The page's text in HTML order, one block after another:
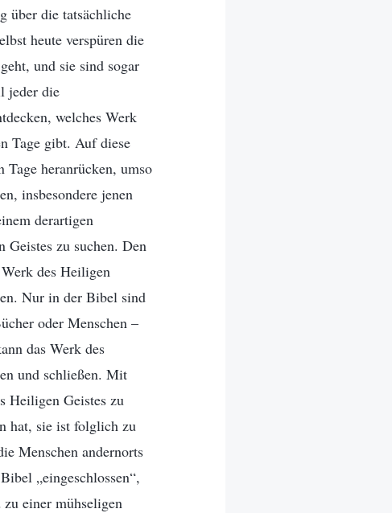
über die tatsächliche
heute verspüren die
und sie sind sogar
jeder die
welches Werk
Tage gibt. Auf diese
heranrücken, umso
insbesondere jenen
derartigen
Geistes zu suchen. Den
des Heiligen
Nur in der Bibel sind
oder Menschen –
das Werk des
und schließen. Mit
Heiligen Geistes zu
hat, sie ist folglich zu
Menschen andernorts
„eingeschlossen“,
einer mühseligen